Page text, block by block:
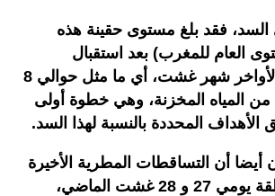
فقد بلغ مستوى حقينة هذه
745 (مستوى العام للمغرب) بعد استقبال
الحامولات الأولى لأواخر شهر غشت، أي ما مثل حوالي 8
المياه المخزنة، وهي خطوة أولى
المحددة بالنسبة لهذا السد.
أن التساقطات المطرية الأخيرة
التي شهدتها المنطقة يومي 27 و 28 غشت الماضي،